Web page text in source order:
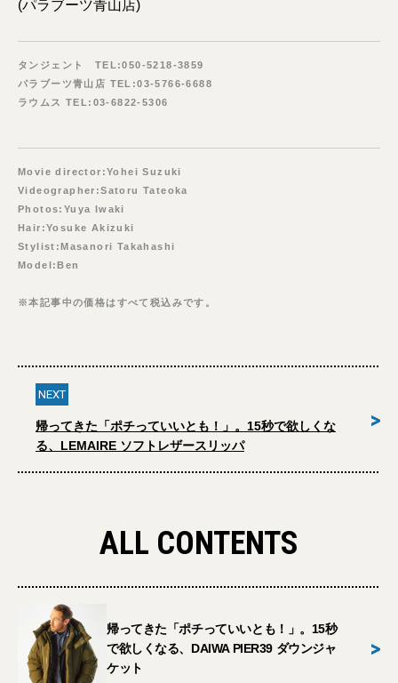
(パラブーツ青山店)
タンジェント TEL:050-5218-3859
パラブーツ青山店 TEL:03-5766-6688
ラウムス TEL:03-6822-5306
Movie director:Yohei Suzuki
Videographer:Satoru Tateoka
Photos:Yuya Iwaki
Hair:Yosuke Akizuki
Stylist:Masanori Takahashi
Model:Ben
※本記事中の価格はすべて税込みです。
NEXT
帰ってきた「ポチっていいとも！」。15秒で欲しくな
る、LEMAIRE ソフトレザースリッパ
>
ALL CONTENTS
帰ってきた「ポチっていいとも！」。15秒
で欲しくなる、DAIWA PIER39 ダウンジャ
ケット
>